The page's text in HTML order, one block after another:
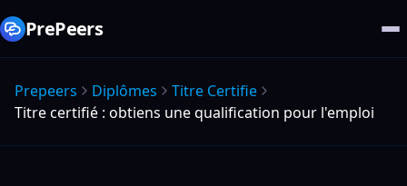
PrePeers
Prepeers Diplômes
Titre Certifie
Titre certifié : obtiens une qualification pour l'emploi